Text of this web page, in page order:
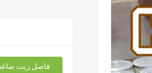
فاصل زيت ضاغط